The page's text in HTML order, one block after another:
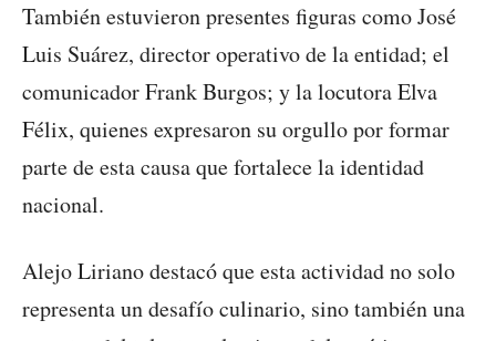
También estuvieron presentes figuras como José
Luis Suárez, director operativo de la entidad; el
comunicador Frank Burgos; y la locutora Elva
Félix, quienes expresaron su orgullo por formar
parte de esta causa que fortalece la identidad
nacional.
Alejo Liriano destacó que esta actividad no solo
representa un desafío culinario, sino también una